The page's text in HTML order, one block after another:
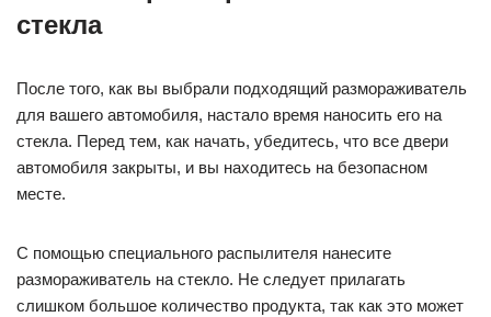
стекла
После того, как вы выбрали подходящий размораживатель
для вашего автомобиля, настало время наносить его на
стекла. Перед тем, как начать, убедитесь, что все двери
автомобиля закрыты, и вы находитесь на безопасном
месте.
С помощью специального распылителя нанесите
размораживатель на стекло. Не следует прилагать
слишком большое количество продукта, так как это может